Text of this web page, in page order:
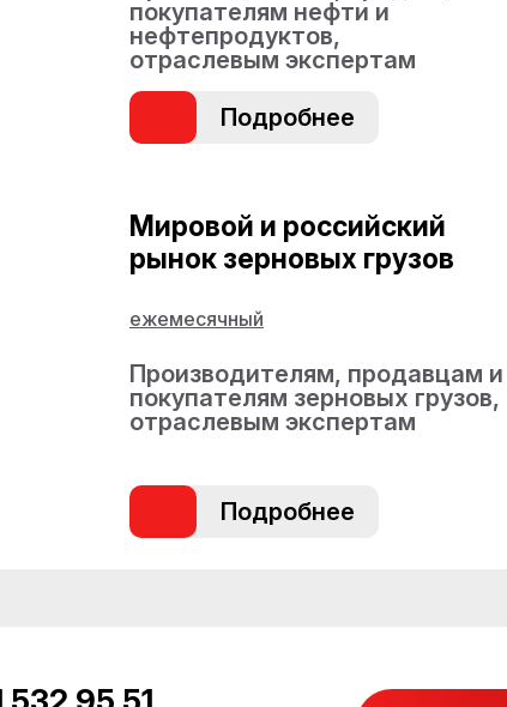
покупателям нефти и
нефтепродуктов,
отраслевым экспертам
Подробнее
Мировой и российский
рынок зерновых грузов
ежемесячный
Производителям, продавцам и
покупателям зерновых грузов,
отраслевым экспертам
Подробнее